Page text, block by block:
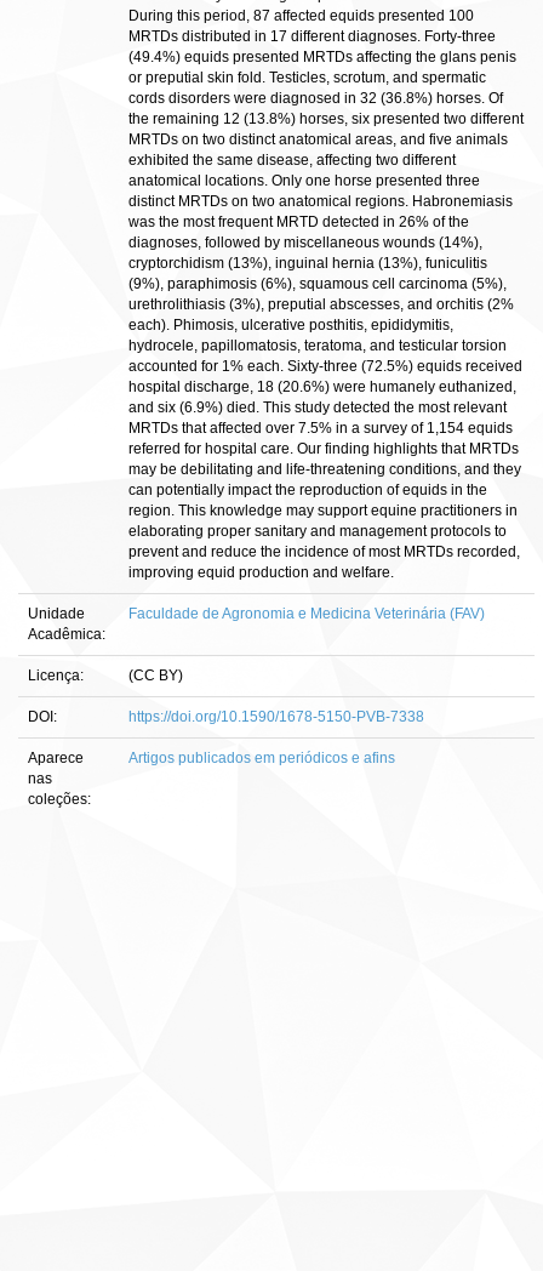
During this period, 87 affected equids presented 100
MRTDs distributed in 17 different diagnoses. Forty-three
(49.4%) equids presented MRTDs affecting the glans penis
or preputial skin fold. Testicles, scrotum, and spermatic
cords disorders were diagnosed in 32 (36.8%) horses. Of
the remaining 12 (13.8%) horses, six presented two different
MRTDs on two distinct anatomical areas, and five animals
exhibited the same disease, affecting two different
anatomical locations. Only one horse presented three
distinct MRTDs on two anatomical regions. Habronemiasis
was the most frequent MRTD detected in 26% of the
diagnoses, followed by miscellaneous wounds (14%),
cryptorchidism (13%), inguinal hernia (13%), funiculitis
(9%), paraphimosis (6%), squamous cell carcinoma (5%),
urethrolithiasis (3%), preputial abscesses, and orchitis (2%
each). Phimosis, ulcerative posthitis, epididymitis,
hydrocele, papillomatosis, teratoma, and testicular torsion
accounted for 1% each. Sixty-three (72.5%) equids received
hospital discharge, 18 (20.6%) were humanely euthanized,
and six (6.9%) died. This study detected the most relevant
MRTDs that affected over 7.5% in a survey of 1,154 equids
referred for hospital care. Our finding highlights that MRTDs
may be debilitating and life-threatening conditions, and they
can potentially impact the reproduction of equids in the
region. This knowledge may support equine practitioners in
elaborating proper sanitary and management protocols to
prevent and reduce the incidence of most MRTDs recorded,
improving equid production and welfare.
Unidade
Acadêmica:
Faculdade de Agronomia e Medicina Veterinária (FAV)
Licença: (CC BY)
DOI: https://doi.org/10.1590/1678-5150-PVB-7338
Aparece
nas
coleções:
Artigos publicados em periódicos e afins